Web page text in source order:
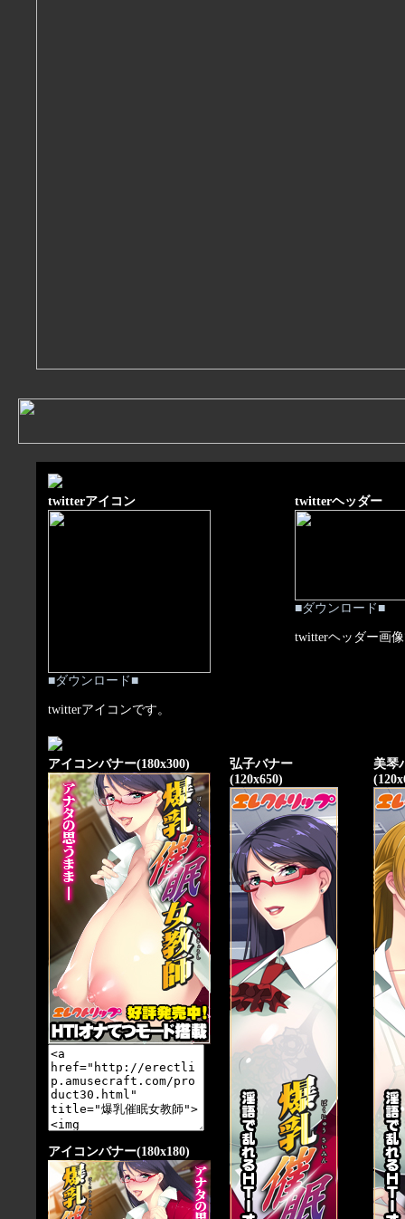
twitterアイコン
■ダウンロード■
twitterアイコンです。
twitterヘッダー
■ダウンロード■
twitterヘッダー画
アイコンバナー(180x300)
アイコンバナー(180x180)
弘子バナー
(120x650)
美琴